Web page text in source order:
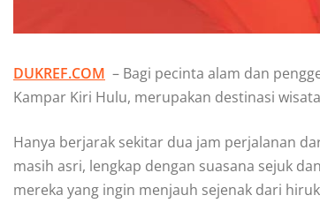
DUKREF.COM – Bagi pecinta alam dan
Kampar Kiri Hulu, merupakan destinasi
Hanya berjarak sekitar dua jam perjalanan
masih asri, lengkap dengan suasana sejuk
mereka yang ingin menjauh sejenak dari